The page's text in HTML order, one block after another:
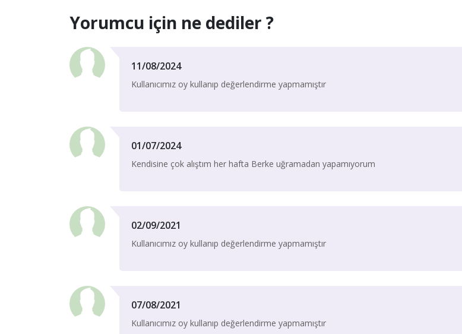
Yorumcu için ne dediler ?
11/08/2024
Kullanıcımız oy kullanıp değerlendirme yapmamıştır
01/07/2024
Kendisine çok alıştım her hafta Berke uğramadan yapamıyorum
02/09/2021
Kullanıcımız oy kullanıp değerlendirme yapmamıştır
07/08/2021
Kullanıcımız oy kullanıp değerlendirme yapmamıştır